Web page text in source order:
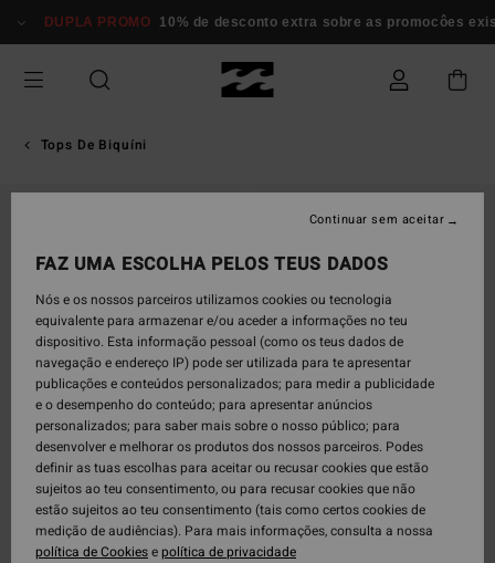
para
informação
DUPLA PROMO 10% de desconto extra sobre as promocôes
Tops De Biquíni
FAZ UMA ESCOLHA PELOS TEUS DADOS
Nós e os nossos parceiros utilizamos cookies ou tecnologia
equivalente para armazenar e/ou aceder a informações no teu
dispositivo. Esta informação pessoal (como os teus dados de
navegação e endereço IP) pode ser utilizada para te apresentar
publicações e conteúdos personalizados; para medir a publicidade
e o desempenho do conteúdo; para apresentar anúncios
personalizados; para saber mais sobre o nosso público; para
desenvolver e melhorar os produtos dos nossos parceiros. Podes
definir as tuas escolhas para aceitar ou recusar cookies que estão
sujeitos ao teu consentimento, ou para recusar cookies que não
estão sujeitos ao teu consentimento (tais como certos cookies de
medição de audiências). Para mais informações, consulta a nossa
política de Cookiesepolítica de privacidade
Continuar sem aceitar